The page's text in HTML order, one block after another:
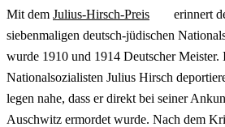
Mit dem Julius-Hirsch-Preis
erinnert
siebenmaligen deutsch-jüdischen
wurde 1910 und 1914 Deutscher
Nationalsozialisten Julius Hirsch
legen nahe, dass er direkt bei seiner
Auschwitz ermordet wurde. Nach dem